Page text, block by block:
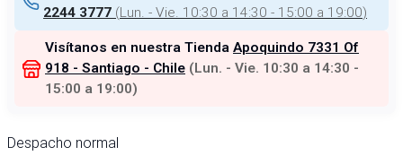
2244 3777 (Lun. - Vie. 10:30 a 14:30 - 15:00 a 19:00)
Visítanos en nuestra Tienda Apoquindo 7331 Of
918 - Santiago - Chile (Lun. - Vie. 10:30 a 14:30 -
15:00 a 19:00)
Despacho normal